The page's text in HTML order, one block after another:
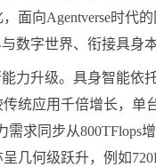
面向Agentverse时代
数字世界、衔接具身
力升级。具身智能依
统应用千倍增长，单
求同步从800TFlops
几何级跃升，例如